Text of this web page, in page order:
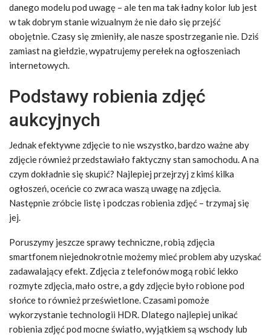
danego modelu pod uwagę – ale ten ma tak ładny kolor lub jest
w tak dobrym stanie wizualnym że nie dało się przejść
obojętnie. Czasy się zmieniły, ale nasze spostrzeganie nie. Dziś
zamiast na giełdzie, wypatrujemy perełek na ogłoszeniach
internetowych.
Podstawy robienia zdjęć
aukcyjnych
Jednak efektywne zdjęcie to nie wszystko, bardzo ważne aby
zdjęcie również przedstawiało faktyczny stan samochodu. A na
czym dokładnie się skupić? Najlepiej przejrzyj z kimś kilka
ogłoszeń, oceńcie co zwraca waszą uwagę na zdjęcia.
Następnie zróbcie listę i podczas robienia zdjęć – trzymaj się
jej.
Poruszymy jeszcze sprawy techniczne, robią zdjęcia
smartfonem niejednokrotnie możemy mieć problem aby uzyskać
zadawalający efekt. Zdjęcia z telefonów mogą robić lekko
rozmyte zdjęcia, mało ostre, a gdy zdjęcie było robione pod
słońce to również prześwietlone. Czasami pomoże
wykorzystanie technologii HDR. Dlatego najlepiej unikać
robienia zdjęć pod mocne światło, wyjątkiem są wschody lub